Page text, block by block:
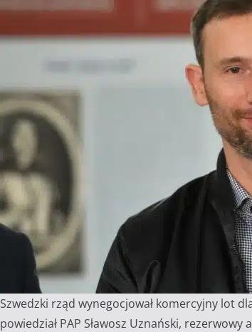
Szwedzki rząd wynegocjował komercyjny lot
powiedział PAP Sławosz Uznański,